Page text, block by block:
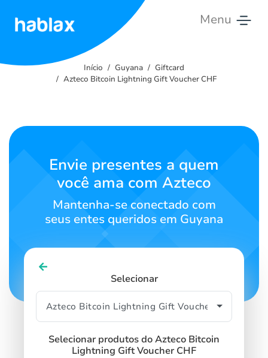
Menu
nos
Português
Início Guyana
Giftcard
Azteco Bitcoin Lightning Gift Voucher CHF
Envie presentes a quem
você ama com Azteco
Mantenha-se conectado com
seus entes queridos em Guyana
Selecionar
Selecionar produtos do Azteco Bitcoin
Lightning Gift Voucher CHF